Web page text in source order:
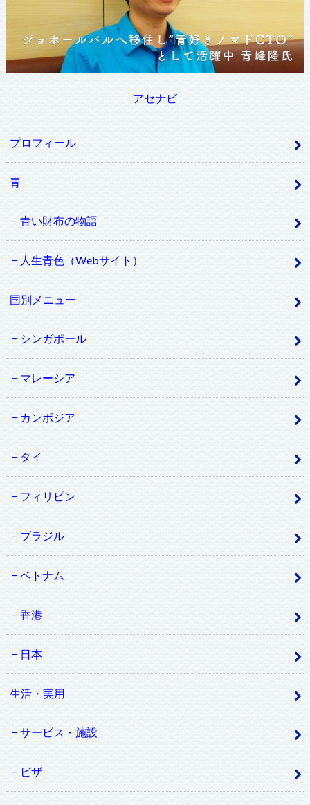
アセナビ
プロフィール
青
青い財布の物語
人生青色（Webサイト）
国別メニュー
シンガポール
マレーシア
カンボジア
タイ
フィリピン
ブラジル
ベトナム
香港
日本
生活・実用
サービス・施設
ビザ